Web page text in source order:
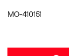
MO-410151